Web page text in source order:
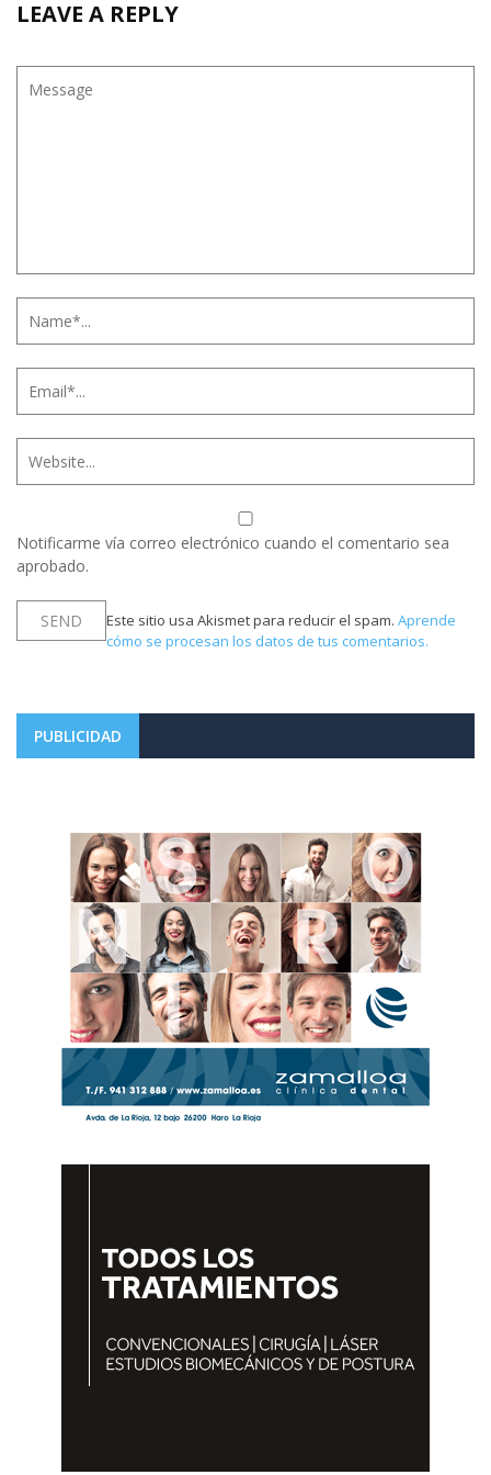
LEAVE A REPLY
Notificarme vía correo electrónico cuando el comentario sea
aprobado.
Este sitio usa Akismet para reducir el spam. Aprende
cómo se procesan los datos de tus comentarios.
PUBLICIDAD